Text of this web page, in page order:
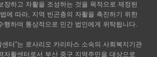
장하고 자활을 조성하는 것을 목적으로 제정된
에 따라, 지역 빈곤층의 자활을 촉진하기 위한
행하며 통상적으로 민간 법인에게 위탁됩니다.
센터”는 로사리오 카리타스 소속의 사회복지기관
자활센터로서 부산 중구 지역주민을 대상으로